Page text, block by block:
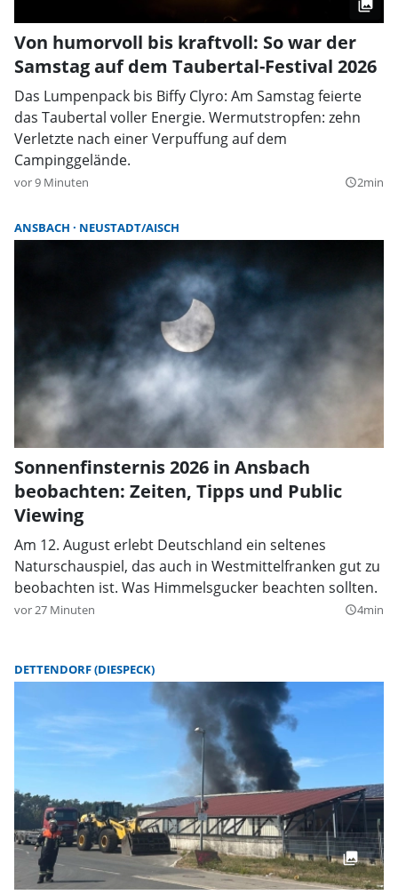
Von humorvoll bis kraftvoll: So war der
Samstag auf dem Taubertal-Festival 2026
Das Lumpenpack bis Biffy Clyro: Am Samstag feierte
das Taubertal voller Energie. Wermutstropfen: zehn
Verletzte nach einer Verpuffung auf dem
Campinggelände.
vor 9 Minuten query_builder2min
ANSBACH NEUSTADT/AISCH
Sonnenfinsternis 2026 in Ansbach
beobachten: Zeiten, Tipps und Public
Viewing
Am 12. August erlebt Deutschland ein seltenes
Naturschauspiel, das auch in Westmittelfranken gut zu
beobachten ist. Was Himmelsgucker beachten sollten.
vor 27 Minuten query_builder4min
DETTENDORF (DIESPECK)